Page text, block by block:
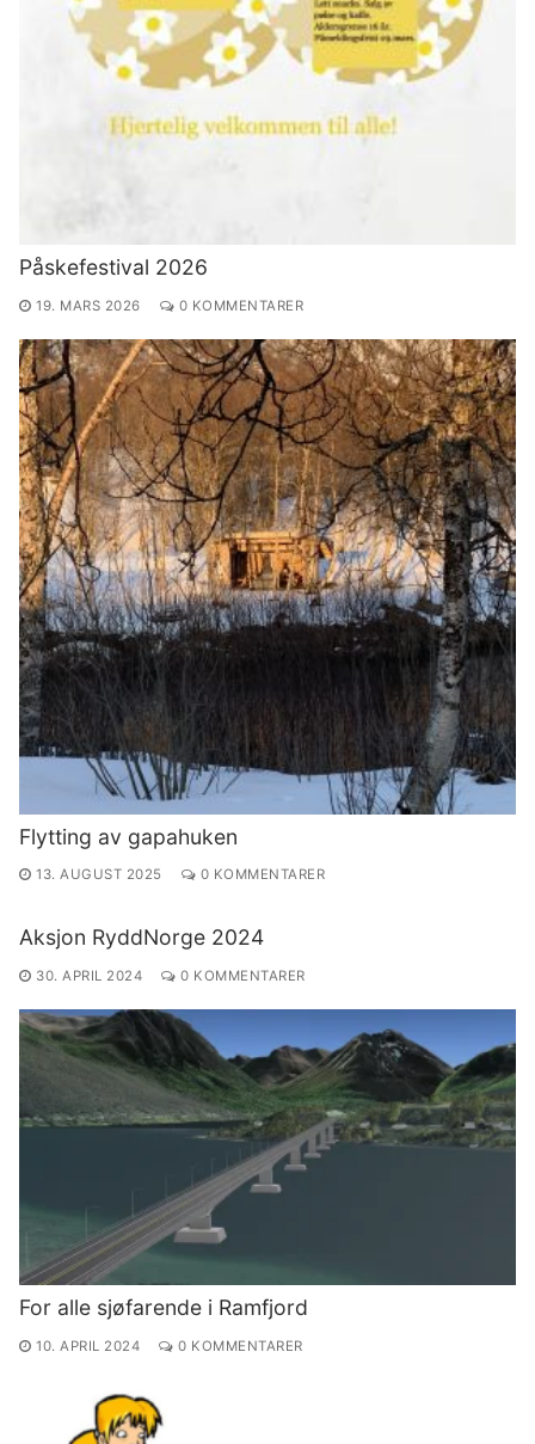
Påskefestival 2026
19. MARS 2026 0 KOMMENTARER
Flytting av gapahuken
13. AUGUST 2025 0 KOMMENTARER
Aksjon RyddNorge 2024
30. APRIL 2024 0 KOMMENTARER
For alle sjøfarende i Ramfjord
10. APRIL 2024 0 KOMMENTARER